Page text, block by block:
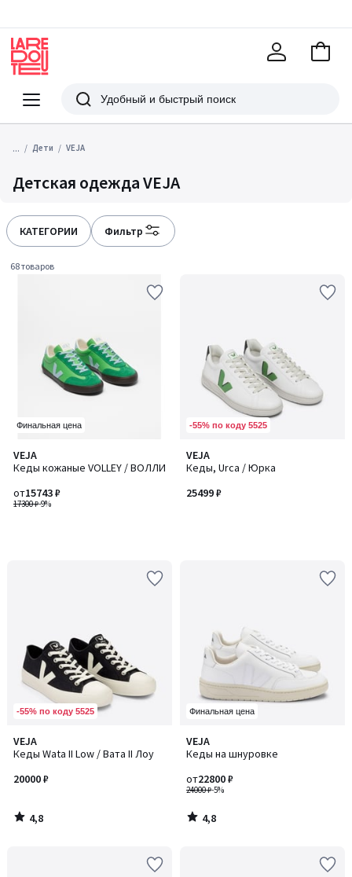
Меню
Redoute
Поиск
В
... Дети VEJA
Детская одежда VEJA
КАТЕГОРИИ Фильтр
68 товаров
Финальная цена
VEJA
Кеды кожаные VOLLEY / ВОЛЛИ
17300 ₽-9%
от15743 ₽
-55% по коду 5525
VEJA
Кеды, Urca / Юрка
25499 ₽
-55% по коду 5525
VEJA
Кеды Wata II Low / Вата II Лоу
20000 ₽
4,8
/ 5
4,8
/
Финальная цена
VEJA
Кеды на шнуровке
24000 ₽-5%
от22800 ₽
4,8
/ 5
4,8
/